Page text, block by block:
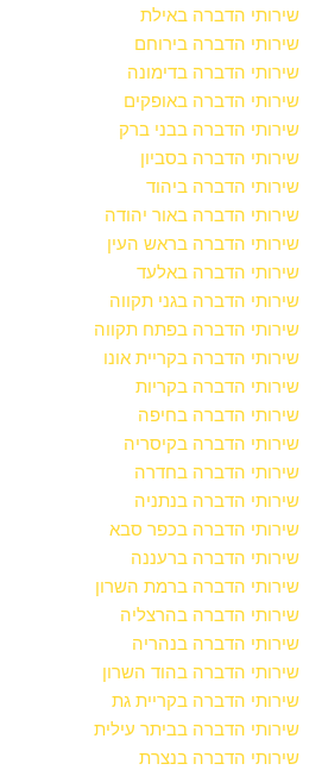
שירותי הדברה באילת
שירותי הדברה בירוחם
שירותי הדברה בדימונה
שירותי הדברה באופקים
שירותי הדברה בבני ברק
שירותי הדברה בסביון
שירותי הדברה ביהוד
שירותי הדברה באור יהודה
שירותי הדברה בראש העין
שירותי הדברה באלעד
שירותי הדברה בגני תקווה
שירותי הדברה בפתח תקווה
שירותי הדברה בקריית אונו
שירותי הדברה בקריות
שירותי הדברה בחיפה
שירותי הדברה בקיסריה
שירותי הדברה בחדרה
שירותי הדברה בנתניה
שירותי הדברה בכפר סבא
שירותי הדברה ברעננה
שירותי הדברה ברמת השרון
שירותי הדברה בהרצליה
שירותי הדברה בנהריה
שירותי הדברה בהוד השרון
שירותי הדברה בקריית גת
שירותי הדברה בביתר עילית
שירותי הדברה בנצרת